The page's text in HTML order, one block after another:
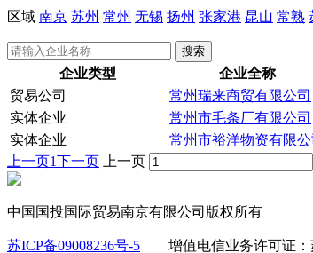
区域 南京 苏州 常州 无锡 扬州 张家港 昆山 常熟
搜索
企业类型 企业全称
贸易公司
常州瑞来商贸有限公司
实体企业
常州市毛条厂有限公司
实体企业
常州市裕洋物资有限公
上一页1下一页 上一页
中国国投国际贸易南京有限公司版权所有
苏ICP备09008236号-5 增值电信业务许可证